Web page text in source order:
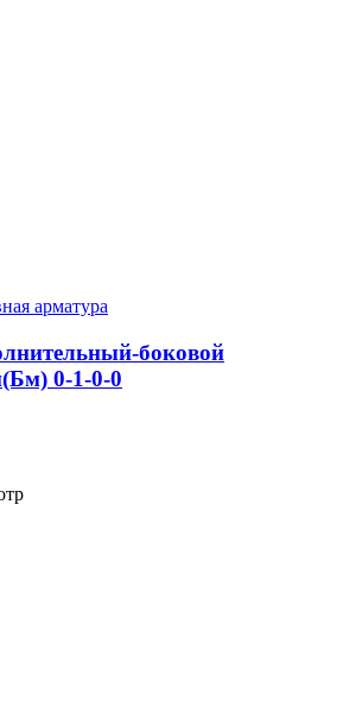
арматура
боковой
0-1-0-0